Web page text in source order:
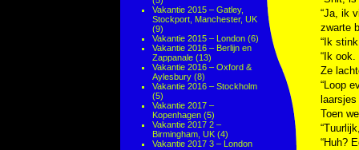
Vakantie 2015 – Gatley,
Stockport, Manchester, UK
(9)
Vakantie 2015 – London (6)
Vakantie 2016 – Berlijn en
Zappanale (13)
Vakantie 2016 – Oxford &
Aylesbury (8)
Vakantie 2016 – Stockholm
(5)
Vakantie 2017 –
Kopenhagen (5)
Vakantie 2017 2 –
Birmingham, UK (4)
Vakantie 2017 3 – London
“Ja, ik
zwarte
“Ik
“Ik ook.
Ze
“Loop
Toen
“Huh?